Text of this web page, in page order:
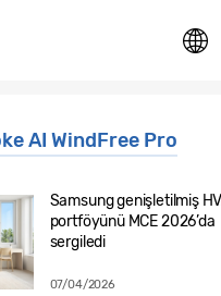
AI WindFree Pro
Samsung genişletilmiş
portföyünü MCE 2026’da
sergiledi
07/04/2026